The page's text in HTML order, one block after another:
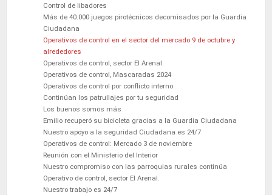
Control de libadores
Más de 40.000 juegos pirotécnicos decomisados por la Guardia
Ciudadana
Operativos de control en el sector del mercado 9 de octubre y
alrededores
Operativos de control, sector El Arenal.
Operativos de control, Mascaradas 2024
Operativos de control por conflicto interno
Continúan los patrullajes por tu seguridad
Los buenos somos más
Emilio recuperó su bicicleta gracias a la Guardia Ciudadana
Nuestro apoyo a la seguridad Ciudadana es 24/7
Operativos de control: Mercado 3 de noviembre
Reunión con el Ministerio del Interior
Nuestro compromiso con las parroquias rurales continúa
Operativo de control, sector El Arenal.
Nuestro trabajo es 24/7